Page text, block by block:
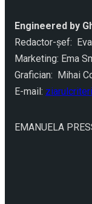
Engineered by
Redactor-şef:
Marketing: Ema
Grafician: Mihai
E-mail:
EMANUELA